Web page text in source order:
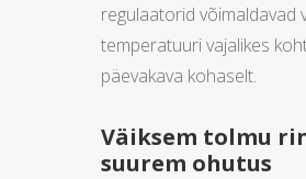
regulaatorid võimaldavad
temperatuuri vajalikes
päevakava kohaselt.
Väiksem tolmu
suurem ohutus